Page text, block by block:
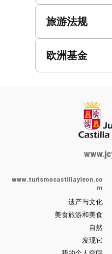
旅游法规
欧洲基金
Junta
y
León
网
站
门
户
-
www.turismocastillayleon.co
m
遗产与文化
美食旅游和美食
自然
发现它